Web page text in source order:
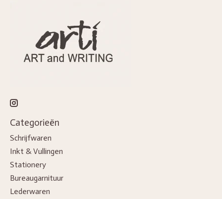
Categorieën
Schrijfwaren
Inkt & Vullingen
Stationery
Bureaugarnituur
Lederwaren